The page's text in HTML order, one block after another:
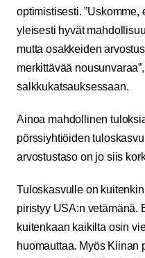
optimistisesti. ”Uskomme,
yleisesti hyvät
mutta osakkeiden
merkittävää
salkkukatsauksessaan.
Ainoa mahdollinen
pörssiyhtiöiden
arvostustaso on jo siis
Tuloskasvulle on
piristyy USA:n vetämänä.
kuitenkaan kaikilta osin
huomauttaa. Myös Kiinan